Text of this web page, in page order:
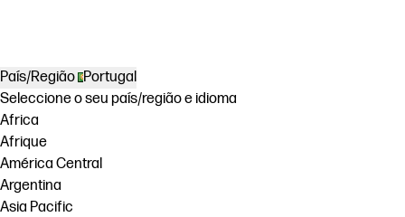
País/Região Portugal
Seleccione o seu país/região e idioma
Africa
Afrique
América Central
Argentina
Asia Pacific